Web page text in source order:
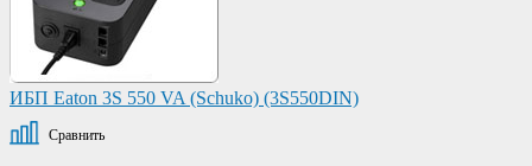
ИБП Eaton 3S 550 VA (Schuko) (3S550DIN)
Сравнить